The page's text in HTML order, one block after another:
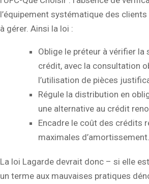
l’équipement systématique des
à gérer. Ainsi la loi :
Oblige le préteur à vérifier la
crédit, avec la consultation
l’utilisation de pièces
Régule la distribution en
une alternative au crédit
Encadre le coût des crédits
maximales d’amortissement.
La loi Lagarde devrait donc – si elle
un terme aux mauvaises pratiques